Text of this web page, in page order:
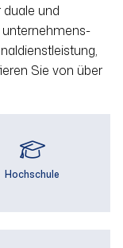
und
unternehmens­
Sie von über
Hochschule